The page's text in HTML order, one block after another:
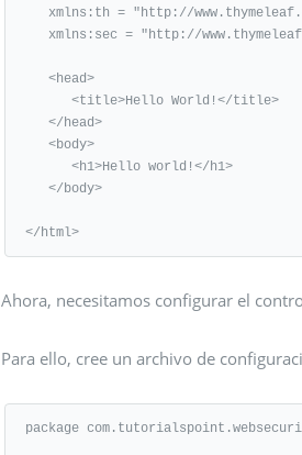
</html>
Ahora, necesitamos configurar el
Para ello, cree un archivo de
package